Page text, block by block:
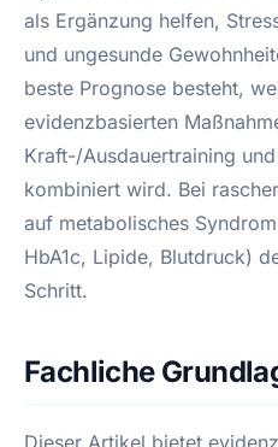
als Ergänzung helfen,
und ungesunde
beste Prognose besteht,
evidenzbasierten
Kraft-/Ausdauertraining
kombiniert wird. Bei
auf metabolisches
HbA1c, Lipide, Blutdruck)
Schritt.
Fachliche
Dieser Artikel bietet